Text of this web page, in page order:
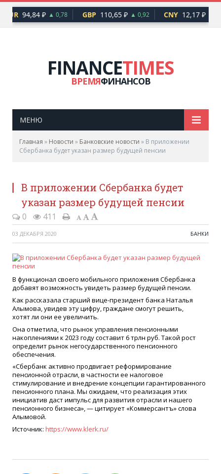
EUR 94,84 ₽ ▲ 0,78 GBP 110,65 ₽ ▲ 0,92 CNY 12,17 ₽
FINANCETIMES
ВРЕМЯФИНАНСОВ
МЕНЮ
Главная » Новости » Банковские новости » В приложении
Сбербанка будет указан размер будущей пенсии
В приложении Сбербанка будет
указан размер будущей пенсии
0 411
03 ДЕКАБРЯ 2020 БАНКИ
В функционал своего мобильного приложения Сбербанка
добавят возможность увидеть размер будущей пенсии.
Как рассказала старший вице-президент банка Наталья
Алымова, увидев эту цифру, граждане смогут решить,
хотят ли они ее увеличить.
Она отметила, что рынок управления пенсионными
накоплениями к 2023 году составит 6 трлн руб. Такой рост
определит рынок негосударственного пенсионного
обеспечения.
«Сбербанк активно продвигает реформирование
пенсионной отрасли, в частности ее налоговое
стимулирование и внедрение концепции гарантированного
пенсионного плана. Мы ожидаем, что реализация этих
инициатив даст импульс для развития отрасли и нашего
пенсионного бизнеса», — цитирует «Коммерсантъ» слова
Алымовой.
Источник: https://www.klerk.ru/